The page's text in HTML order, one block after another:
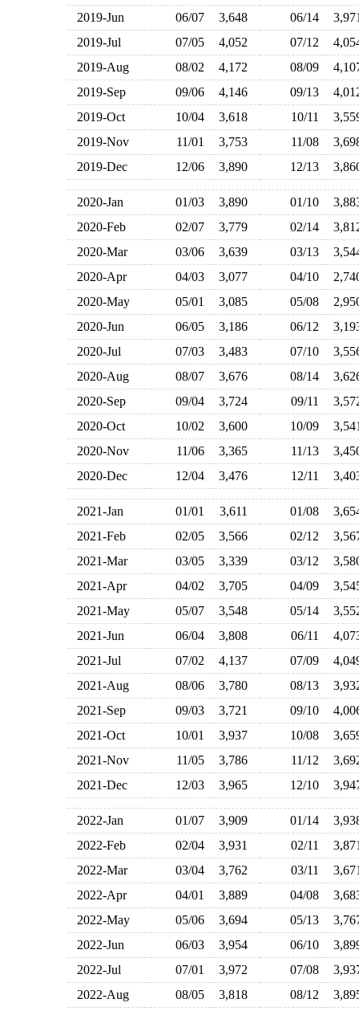
2019-Jun
06/07 3,648 06/14
2019-Jul
07/05 4,052 07/12
2019-Aug
08/02 4,172 08/09
2019-Sep
09/06 4,146 09/13
2019-Oct
10/04 3,618 10/11
2019-Nov
11/01 3,753 11/08
2019-Dec
12/06 3,890 12/13
2020-Jan 01/03 3,890 01/10
2020-Feb
02/07 3,779 02/14
2020-Mar
03/06 3,639 03/13
2020-Apr
04/03 3,077 04/10
2020-May
05/01 3,085 05/08
2020-Jun
06/05 3,186 06/12
2020-Jul
07/03 3,483 07/10
2020-Aug
08/07 3,676 08/14
2020-Sep
09/04 3,724 09/11
2020-Oct
10/02 3,600 10/09
2020-Nov
11/06 3,365 11/13
2020-Dec
12/04 3,476 12/11
2021-Jan 01/01 3,611 01/08
2021-Feb
02/05 3,566 02/12
2021-Mar
03/05 3,339 03/12
2021-Apr
04/02 3,705 04/09
2021-May
05/07 3,548 05/14
2021-Jun
06/04 3,808 06/11
2021-Jul
07/02 4,137 07/09
2021-Aug
08/06 3,780 08/13
2021-Sep
09/03 3,721 09/10
2021-Oct
10/01 3,937 10/08
2021-Nov
11/05 3,786 11/12
2021-Dec
12/03 3,965 12/10
2022-Jan 01/07 3,909 01/14
2022-Feb
02/04 3,931 02/11
2022-Mar
03/04 3,762 03/11
2022-Apr
04/01 3,889 04/08
2022-May
05/06 3,694 05/13
2022-Jun
06/03 3,954 06/10
2022-Jul
07/01 3,972 07/08
2022-Aug
08/05 3,818 08/12